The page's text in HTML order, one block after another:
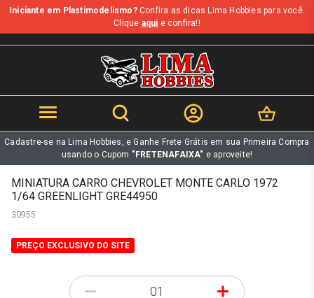
b
Iniciante em Plastimodelismo?Confira as dicas Lima Hobbies para você.
Clique aqui e confira!!
Cadastre-se na Lima Hobbies, e Ganhe Frete Grátis em sua Primeira Compra
usando o Cupom "FRETENAFAIXA" e aproveite!
MINIATURA CARRO CHEVROLET MONTE CARLO 1972
1/64 GREENLIGHT GRE44950
30955
PREÇO EXCLUSIVO DO SITE
- +